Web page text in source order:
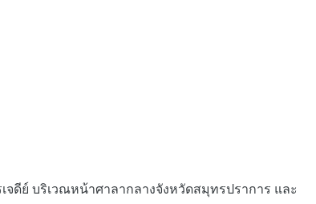
ย์ บริเวณหน้าศาลากลางจังหวัดสมุทรปราการ และ